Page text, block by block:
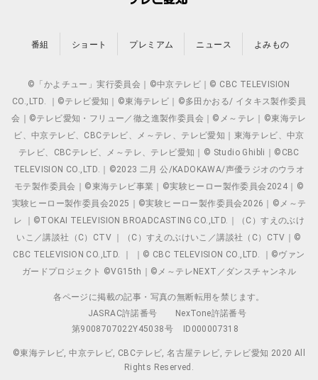
番組 ショート プレミアム ニュース よみもの
©「かよチュー」実行委員会｜©中京テレビ｜© CBC TELEVISION
CO.,LTD. ｜©テレビ愛知｜©東海テレビ｜©多田かおる/ イタキス製作委員
会｜©テレビ愛知・フリュー／徹之進製作委員会｜©メ～テレ｜©東海テレ
ビ、中京テレビ、CBCテレビ、メ～テレ、テレビ愛知｜東海テレビ、中京
テレビ、CBCテレビ、メ～テレ、テレビ愛知｜© Studio Ghibli｜©CBC
TELEVISION CO.,LTD.｜©2023 二月 公/KADOKAWA/声優ラジオのウラオ
モテ製作委員会｜©東海テレビ事業｜©実験ヒーロー製作委員会2024｜©
実験ヒーロー製作委員会2025｜©実験ヒーロー製作委員会2026｜©メ～テ
レ ｜©TOKAI TELEVISION BROADCASTING CO.,LTD.｜（C）すえのぶけ
いこ／講談社（C）CTV ｜（C）すえのぶけいこ／講談社（C）CTV｜©
CBC TELEVISION CO.,LTD. ｜ ｜© CBC TELEVISION CO.,LTD. ｜©ヴァン
ガードプロジェクト ©VG15th｜©メ～テレNEXT／ダンスチャンネル
各ページに掲載の記事・写真の無断転用を禁じます。
JASRAC許諾番号
NexTone許諾番号
第9008707022Y45038号
ID000007318
©東海テレビ, 中京テレビ, CBCテレビ, 名古屋テレビ, テレビ愛知 2020 All
Rights Reserved.